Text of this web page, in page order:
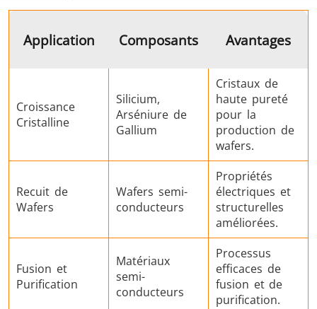
Énergie verte Fil et câble
métalliques
conducteurs
Tube et
Application Composants Avantages
Croissance
Cristalline
Silicium,
Arséniure de
Gallium
Cristaux de
haute pureté
pour la
production de
wafers.
Recuit de
Wafers
Wafers semi-
conducteurs
Propriétés
électriques et
structurelles
améliorées.
Fusion et
Purification
Matériaux
semi-
conducteurs
Processus
efficaces de
fusion et de
purification.